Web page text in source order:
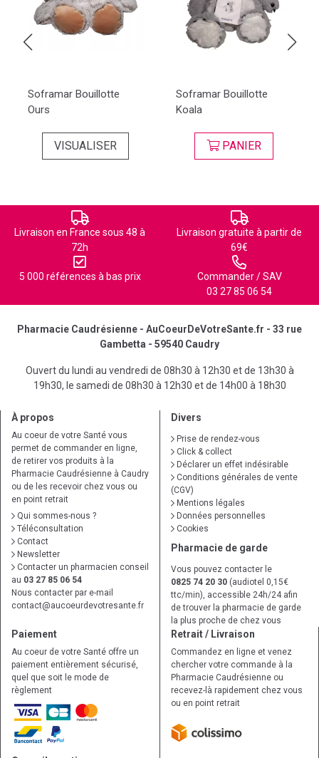
Soframar Bouillotte
Ours
VISUALISER
Soframar Bouillotte
Koala
PANIER
Livraison en France sous 48 à
72h
Livraison gratuite à partir de
69€
5 000 références à bas prix
Commander / SAV
03 27 85 06 54
Pharmacie Caudrésienne - AuCoeurDeVotreSante.fr - 33 rue
Gambetta - 59540 Caudry
Ouvert du lundi au vendredi de 08h30 à 12h30 et de 13h30 à
19h30, le samedi de 08h30 à 12h30 et de 14h00 à 18h30
À propos
Au coeur de votre Santé vous
permet de commander en ligne,
de retirer vos produits à la
Pharmacie Caudrésienne à Caudry
ou de les recevoir chez vous ou
en point retrait
Qui sommes-nous ?
Téléconsultation
Contact
Newsletter
Contacter un pharmacien conseil
au 03 27 85 06 54
Nous contacter par e-mail
contact@aucoeurdevotresante.fr
Divers
Prise de rendez-vous
Click & collect
Déclarer un effet indésirable
Conditions générales de vente
(CGV)
Mentions légales
Données personnelles
Cookies
Pharmacie de garde
Vous pouvez contacter le
0825 74 20 30 (audiotel 0,15€
ttc/min), accessible 24h/24 afin
de trouver la pharmacie de garde
la plus proche de chez vous
Paiement
Au coeur de votre Santé offre un
paiement entièrement sécurisé,
quel que soit le mode de
règlement
Retrait / Livraison
Commandez en ligne et venez
chercher votre commande à la
Pharmacie Caudrésienne ou
recevez-là rapidement chez vous
ou en point retrait